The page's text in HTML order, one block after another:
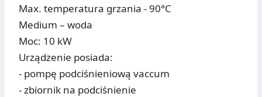
Max. temperatura grzania - 90°C
Medium – woda
Moc: 10 kW
Urządzenie posiada:
- pompę podciśnieniową vaccum
- zbiornik na podciśnienie